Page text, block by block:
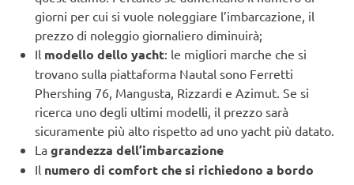
giorni per cui si vuole noleggiare l’imbarcazione, il
prezzo di noleggio giornaliero diminuirà;
Il modello dello yacht: le migliori marche che si
trovano sulla piattaforma Nautal sono Ferretti
Phershing 76, Mangusta, Rizzardi e Azimut. Se si
ricerca uno degli ultimi modelli, il prezzo sarà
sicuramente più alto rispetto ad uno yacht più datato.
La grandezza dell’imbarcazione
Il numero di comfort che si richiedono a bordo